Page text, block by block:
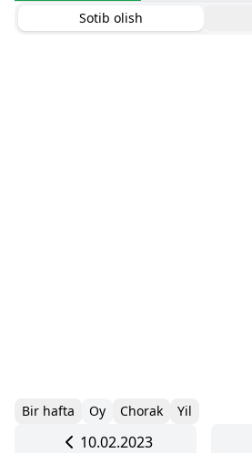
Sotib olish
Bir hafta Oy Chorak Yil
10.02.2023